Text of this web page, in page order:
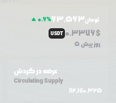
0.6%63,563تومان
USDT 0.3376$
5 روز پیش
عرضه در گردش
Circulating Supply
82,170,325